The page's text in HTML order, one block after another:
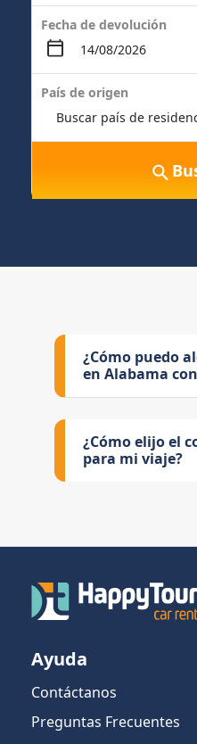
Fecha de devolución
País de origen
¿Cómo puedo
en Alabama
¿Cómo elijo el
para mi viaje?
Ayuda
Contáctanos
Preguntas Frecuentes